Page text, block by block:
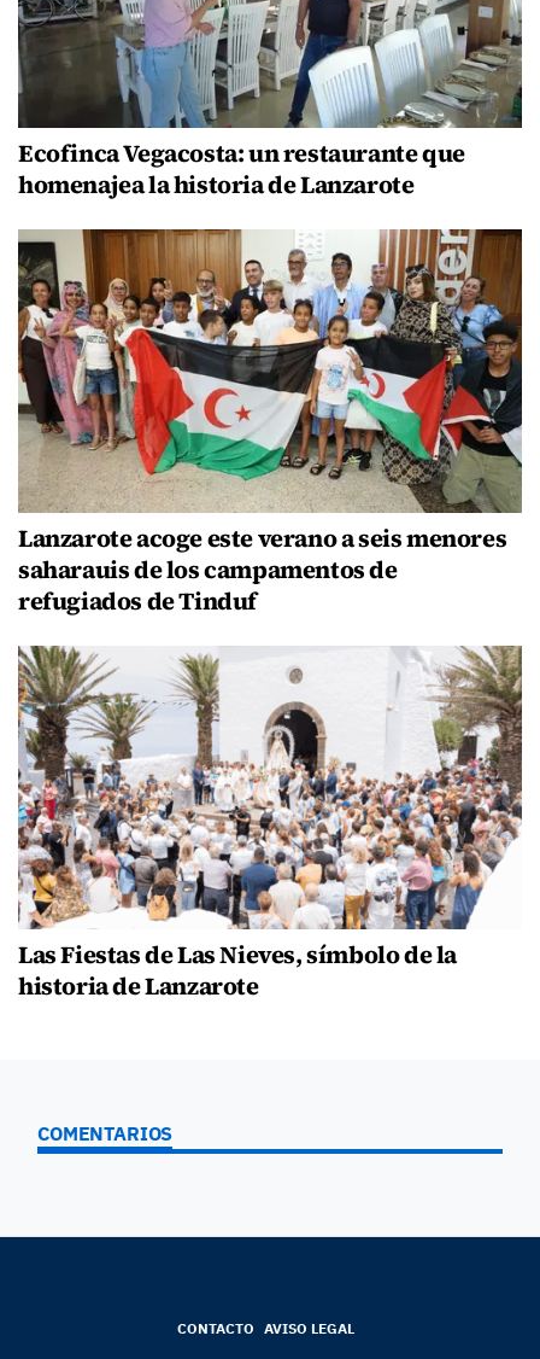
Ecofinca Vegacosta: un restaurante que
homenajea la historia de Lanzarote
Lanzarote acoge este verano a seis menores
saharauis de los campamentos de
refugiados de Tinduf
Las Fiestas de Las Nieves, símbolo de la
historia de Lanzarote
COMENTARIOS
CONTACTO AVISO LEGAL